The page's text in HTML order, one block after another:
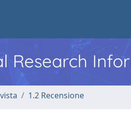
Research
1.2 Recensione